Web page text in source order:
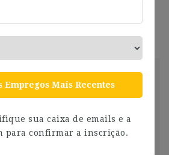
Y Francés (16-
Empregos Mais Recentes
sua caixa de emails e a
para confirmar a inscrição.